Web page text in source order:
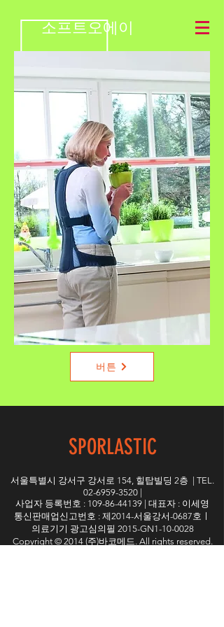
소프트오에이
버튼
SPORLASTIC
서울특별시 강서구 강서로 154, 힐탑빌딩 2층 | TEL.
02-6959-3520|
사업자 등록번호 : 109-86-44139 | 대표자 : 이세영
통신판매업신고번호 : 제2014-서울강서-0687호ㅣ
의료기기 광고심의필 2015-GN1-10-0028
Copyright © 2014 (주)바코메드. All rights reserved.